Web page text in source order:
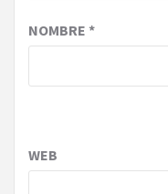
NOMBRE *
WEB